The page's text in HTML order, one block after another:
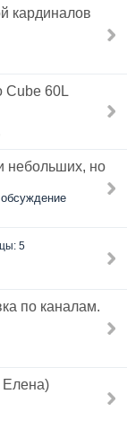
кардиналов
Cube 60L
небольших, но
5
по каналам.
Елена)